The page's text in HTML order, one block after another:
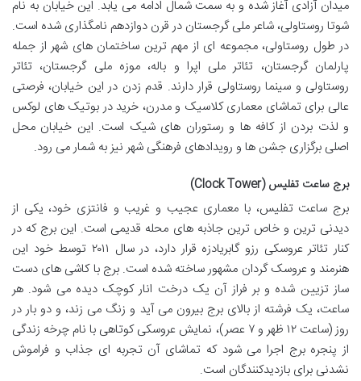
میدان آزادی آغاز شده و به سمت شمال ادامه می یابد. این خیابان به نام
شوتا روستاولی، شاعر ملی گرجستان در قرن دوازدهم نامگذاری شده است.
در طول روستاولی، مجموعه ای از مهم ترین ساختمان های شهر از جمله
پارلمان گرجستان، تئاتر ملی اپرا و باله، موزه ملی گرجستان، تئاتر
روستاولی و سینما روستاولی قرار دارند. قدم زدن در این خیابان، فرصتی
عالی برای تماشای معماری کلاسیک و مدرن، خرید در بوتیک های لوکس
و لذت بردن از کافه ها و رستوران های شیک است. این خیابان محل
اصلی برگزاری جشن ها و رویدادهای فرهنگی شهر نیز به شمار می رود.
برج ساعت تفلیس (Clock Tower)
برج ساعت تفلیس، با معماری عجیب و غریب و فانتزی خود، یکی از
دیدنی ترین و خاص ترین جاذبه های محله قدیمی است. این برج که در
کنار تئاتر عروسکی رزو گابریادزه قرار دارد، در سال ۲۰۱۱ توسط خود این
هنرمند و عروسک گردان مشهور ساخته شده است. برج با کاشی های دست
ساز تزیین شده و بر فراز آن یک درخت انار کوچک دیده می شود. هر
ساعت، یک فرشته از بالای برج بیرون می آید و زنگ می زند، و دو بار در
روز (ساعت ۱۲ ظهر و ۷ عصر)، نمایش عروسکی کوتاهی با نام چرخه زندگی
از پنجره برج اجرا می شود که تماشای آن تجربه ای جذاب و فراموش
نشدنی برای بازدیدکنندگان است.